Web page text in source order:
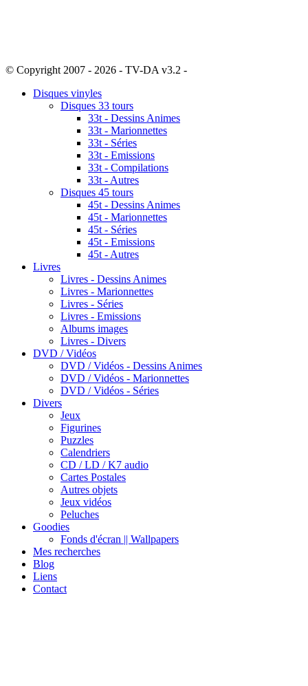
© Copyright 2007 - 2026 - TV-DA v3.2 -
Disques vinyles
Disques 33 tours
33t - Dessins Animes
33t - Marionnettes
33t - Séries
33t - Emissions
33t - Compilations
33t - Autres
Disques 45 tours
45t - Dessins Animes
45t - Marionnettes
45t - Séries
45t - Emissions
45t - Autres
Livres
Livres - Dessins Animes
Livres - Marionnettes
Livres - Séries
Livres - Emissions
Albums images
Livres - Divers
DVD / Vidéos
DVD / Vidéos - Dessins Animes
DVD / Vidéos - Marionnettes
DVD / Vidéos - Séries
Divers
Jeux
Figurines
Puzzles
Calendriers
CD / LD / K7 audio
Cartes Postales
Autres objets
Jeux vidéos
Peluches
Goodies
Fonds d'écran || Wallpapers
Mes recherches
Blog
Liens
Contact